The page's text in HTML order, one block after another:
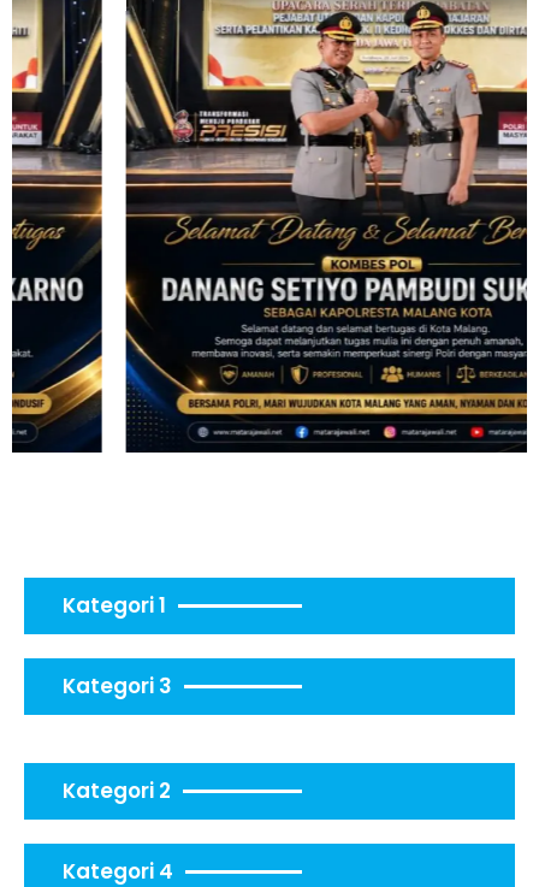
Kategori 1
Kategori 3
Kategori 2
Kategori 4